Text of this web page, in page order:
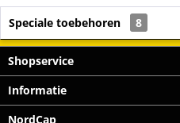
Speciale toebehoren 8
Shopservice
Informatie
NordCap